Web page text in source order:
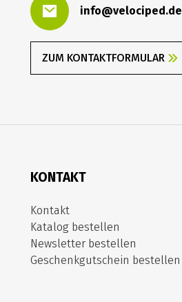
info@velociped.de
ZUM KONTAKTFORMULAR
KONTAKT
Kontakt
Katalog bestellen
Newsletter bestellen
Geschenkgutschein bestellen